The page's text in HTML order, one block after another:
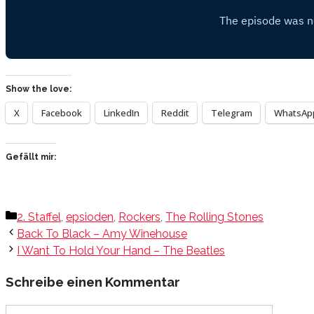
Show the love:
X Facebook LinkedIn Reddit Telegram
Gefällt mir:
Kategorien
2. Staffel epsioden Rockers The Rolling Stones
Back To Black – Amy Winehouse
I Want To Hold Your Hand – The Beatles
Schreibe einen Kommentar